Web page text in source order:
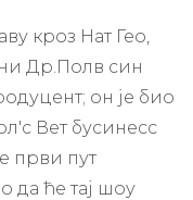
кроз Нат Гео,
Др.Полв син
он је био
Вет бусинесс
први пут
да ће тај шоу